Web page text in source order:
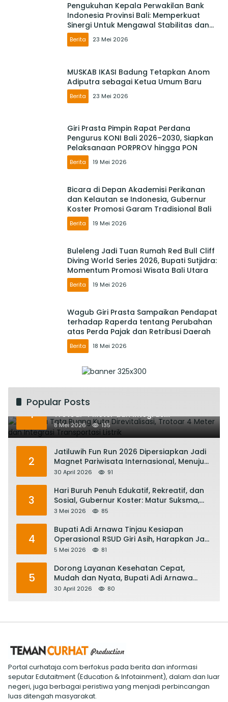
Pengukuhan Kepala Perwakilan Bank
Indonesia Provinsi Bali: Memperkuat
Sinergi Untuk Mengawal Stabilitas dan
Mendorong Pertumbuhan Ekonomi Bali
Berita 23 Mei 2026
MUSKAB IKASI Badung Tetapkan Anom
Adiputra sebagai Ketua Umum Baru
Berita 23 Mei 2026
Giri Prasta Pimpin Rapat Perdana
Pengurus KONI Bali 2026–2030, Siapkan
Pelaksanaan PORPROV hingga PON
Berita 19 Mei 2026
Bicara di Depan Akademisi Perikanan
dan Kelautan se Indonesia, Gubernur
Koster Promosi Garam Tradisional Bali
Berita 19 Mei 2026
Buleleng Jadi Tuan Rumah Red Bull Cliff
Diving World Series 2026, Bupati Sutjidra:
Momentum Promosi Wisata Bali Utara
Berita 19 Mei 2026
Wagub Giri Prasta Sampaikan Pendapat
terhadap Raperda tentang Perubahan
atas Perda Pajak dan Retribusi Daerah
Berita 18 Mei 2026
Popular Posts
1
Rencana Tata Ruang Kuta Direvitalisasi,
Trotoar 4 Meter dan Integrasi
Transportasi Listrik
8 Mei 2026 135
2
Jatiluwih Fun Run 2026 Dipersiapkan Jadi
Magnet Pariwisata Internasional, Menuju
Satu Abad Pariwisata Bali
30 April 2026 91
3
Hari Buruh Penuh Edukatif, Rekreatif, dan
Sosial, Gubernur Koster: Matur Suksma,
Keringat Pekerja Mesin Ekonomi Bali
3 Mei 2026 85
4
Bupati Adi Arnawa Tinjau Kesiapan
Operasional RSUD Giri Asih, Harapkan Jadi
RS Rujukan Terbaik
5 Mei 2026 81
5
Dorong Layanan Kesehatan Cepat,
Mudah dan Nyata, Bupati Adi Arnawa
Evaluasi ‘Mantap Nak Badung’
30 April 2026 80
Portal curhataja.com berfokus pada berita dan informasi
seputar Edutaitment (Education & Infotainment), dalam dan luar
negeri, juga berbagai peristiwa yang menjadi perbincangan
luas ditengah masyarakat.